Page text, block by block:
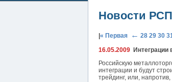
Новости
« Первая ← 28 29 30
16.05.2009 Интеграции
Российскую
интеграции и будут
трейдинг, или,